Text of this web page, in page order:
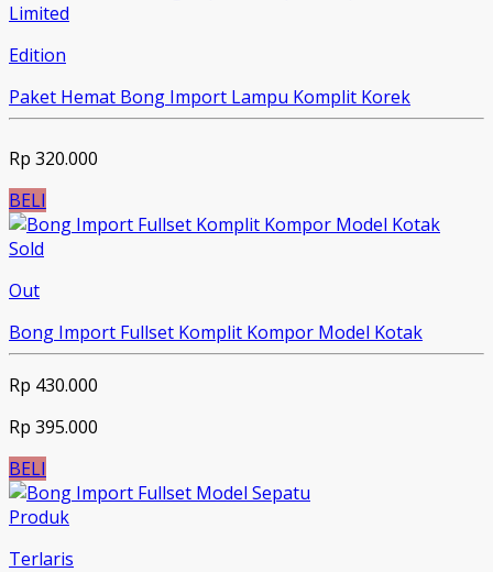
Limited
Edition
Paket Hemat Bong Import Lampu Komplit Korek
Rp 320.000
BELI
Sold
Out
Bong Import Fullset Komplit Kompor Model Kotak
Rp 430.000
Rp 395.000
BELI
Produk
Terlaris